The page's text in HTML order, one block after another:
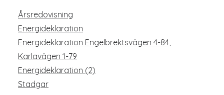
Årsredovisning
Energideklaration
Energideklaration Engelbrektsvägen 4-84,
Karlavägen 1-79
Energideklaration (2)
Stadgar